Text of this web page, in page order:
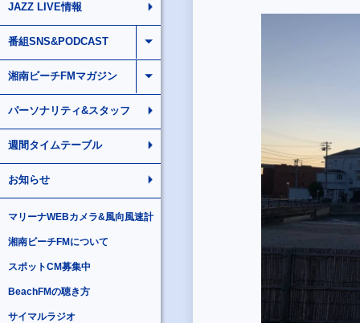
JAZZ LIVE情報
番組SNS&PODCAST
湘南ビーチFMマガジン
パーソナリティ&スタッフ
週間タイムテーブル
お知らせ
マリーナWEBカメラ&風向風速計
湘南ビーチFMについて
スポットCM募集中
BeachFMの聴き方
サイマルラジオ